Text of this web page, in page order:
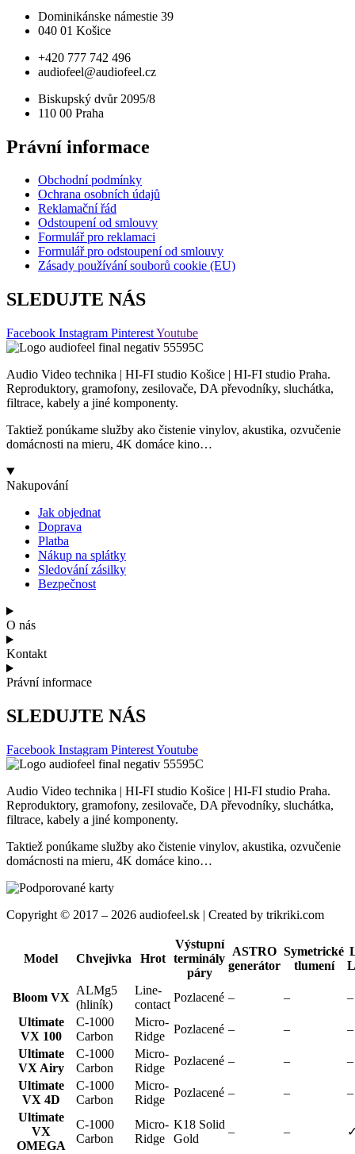
Dominikánske námestie 39
040 01 Košice
+420 777 742 496
audiofeel@audiofeel.cz
Biskupský dvůr 2095/8
110 00 Praha
Právní informace
Obchodní podmínky
Ochrana osobních údajů
Reklamační řád
Odstoupení od smlouvy
Formulář pro reklamaci
Formulář pro odstoupení od smlouvy
Zásady používání souborů cookie (EU)
SLEDUJTE NÁS
Facebook Instagram PinterestYoutube
Audio Video technika | HI-FI studio Košice | HI-FI studio Praha.
Reproduktory, gramofony, zesilovače, DA převodníky, sluchátka,
filtrace, kabely a jiné komponenty.
Taktiež ponúkame služby ako čistenie vinylov, akustika, ozvučenie
domácnosti na mieru, 4K domáce kino…
Nakupování
Jak objednat
Doprava
Platba
Nákup na splátky
Sledování zásilky
Bezpečnost
O nás
Kontakt
Právní informace
SLEDUJTE NÁS
Facebook Instagram PinterestYoutube
Audio Video technika | HI-FI studio Košice | HI-FI studio Praha.
Reproduktory, gramofony, zesilovače, DA převodníky, sluchátka,
filtrace, kabely a jiné komponenty.
Taktiež ponúkame služby ako čistenie vinylov, akustika, ozvučenie
domácnosti na mieru, 4K domáce kino…
Copyright © 2017 – 2026 audiofeel.sk | Created by trikriki.com
Model Chvejivka Hrot
Výstupní
terminály
páry
ASTRO
generátor
Symetrické
tlumení
Bloom VX
ALMg5
(hliník)
Line-
contact
Pozlacené – –
–
Ultimate
VX 100
C-1000
Carbon
Micro-
Ridge
Pozlacené – –
–
Ultimate
VX Airy
C-1000
Carbon
Micro-
Ridge
Pozlacené – –
–
Ultimate
VX 4D
C-1000
Carbon
Micro-
Ridge
Pozlacené – –
–
Ultimate
VX
OMEGA
C-1000
Carbon
Micro-
Ridge
K18 Solid
Gold
– –